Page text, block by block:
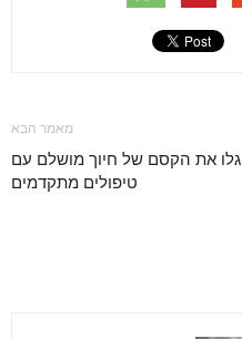
מאמר הבא
גלו את הקסם של חיוך מושלם עם
טיפולים מתקדמים